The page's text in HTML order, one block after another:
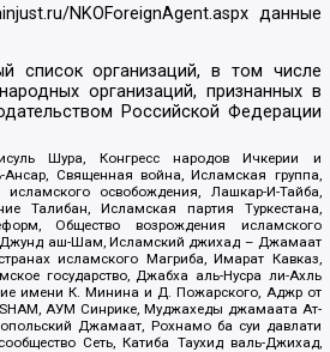
NKOForeignAgent.aspxданные
список организаций, в том числе
организаций, признанных в
Российской Федерации
Шура, Конгресс народов Ичкерии и
Ансар, Священная война, Исламская группа,
исламского освобождения, Лашкар-И-Тайба,
Талибан, Исламская партия Туркестана,
Общество возрождения исламского
Джунд аш-Шам, Исламский джихад – Джамаат
исламского Магриба, Имарат Кавказ,
государство, Джабха аль-Нусра ли-Ахль
имени К. Минина и Д. Пожарского, Аджр от
АУМ Синрике, Муджахеды джамаата Ат-
Джамаат, Рохнамо ба суи давлати
Сеть, Катиба Таухид валь-Джихад,